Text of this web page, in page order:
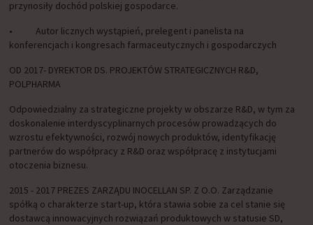
przynosiły dochód polskiej gospodarce.
• Autor licznych wystąpień, prelegent i panelista na
konferencjach i kongresach farmaceutycznych i gospodarczych
OD 2017- DYREKTOR DS. PROJEKTÓW STRATEGICZNYCH R&D,
POLPHARMA
Odpowiedzialny za strategiczne projekty w obszarze R&D, w tym za
doskonalenie interdyscyplinarnych procesów prowadzących do
wzrostu efektywności, rozwój nowych produktów, identyfikację
partnerów do współpracy z R&D oraz współpracę z instytucjami
otoczenia biznesu.
2015 - 2017 PREZES ZARZĄDU INOCELLAN SP. Z O.O. Zarządzanie
spółką o charakterze start-up, która stawia sobie za cel stanie się
dostawcą innowacyjnych rozwiązań produktowych w statusie SD,